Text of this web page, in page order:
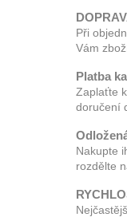
Při
Vám
Platba
Zaplaťte
doručení
Nakupte
rozdělte